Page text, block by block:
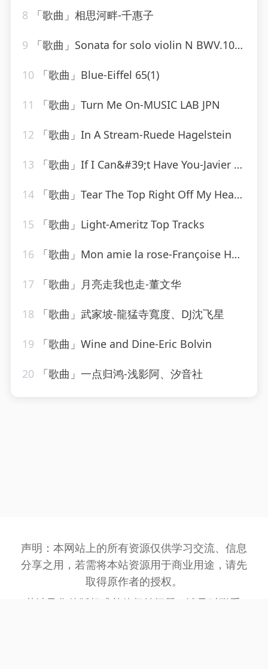
8 「歌曲」相思河畔-千惠子
9 「歌曲」Sonata for solo violin N BWV.1001 in G minor - I. Adagio-gidon kremer
10 「歌曲」Blue-Eiffel 65(1)
11 「歌曲」Turn Me On-MUSIC LAB JPN
12 「歌曲」In A Stream-Ruede Hagelstein
13 「歌曲」If I Can&#39;t Have You-Javier Martinez
14 「歌曲」Tear The Top Right Off My Head-The Monkees
15 「歌曲」Light-Ameritz Top Tracks
16 「歌曲」Mon amie la rose-Françoise Hardy
17 「歌曲」月亮走我也走-董文华
18 「歌曲」武家坡-龍猛寺寬度、DJ沈飞星
19 「歌曲」Wine and Dine-Eric Bolvin
20 「歌曲」一点归鸿-浅影阿、汐音社
声明：本网站上的所有资源仅供学习交流、信息
分享之用，若需将本站资源用于商业用途，请先
取得原作者的授权。
若涉及您的版权或其他权益问题，请及时联系: